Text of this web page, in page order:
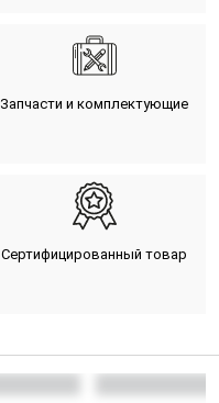
Запчасти и комплектующие
Сертифицированный товар